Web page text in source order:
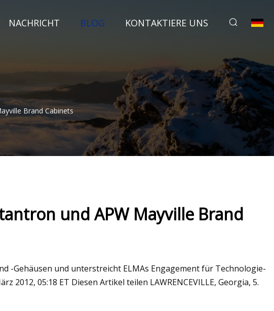
NACHRICHT BLOG KONTAKTIERE UNS
Brand Cabinets
und APW Mayville Brand
-Gehäusen und unterstreicht ELMAs Engagement für Technologie-
05:18 ET Diesen Artikel teilen LAWRENCEVILLE, Georgia, 5.